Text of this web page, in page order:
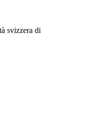
svizzera di